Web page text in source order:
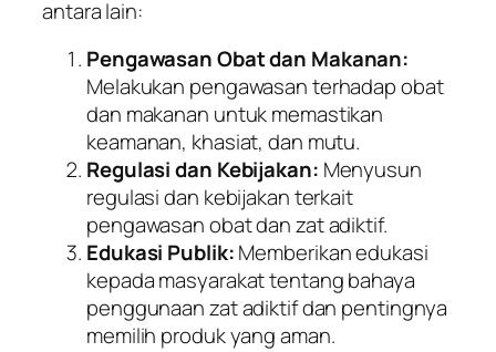
antara lain:
Pengawasan Obat dan Makanan:
Melakukan pengawasan terhadap obat
dan makanan untuk memastikan
keamanan, khasiat, dan mutu.
Regulasi dan Kebijakan: Menyusun
regulasi dan kebijakan terkait
pengawasan obat dan zat adiktif.
Edukasi Publik:Memberikan edukasi
kepada masyarakat tentang bahaya
penggunaan zat adiktif dan pentingnya
memilih produk yang aman.